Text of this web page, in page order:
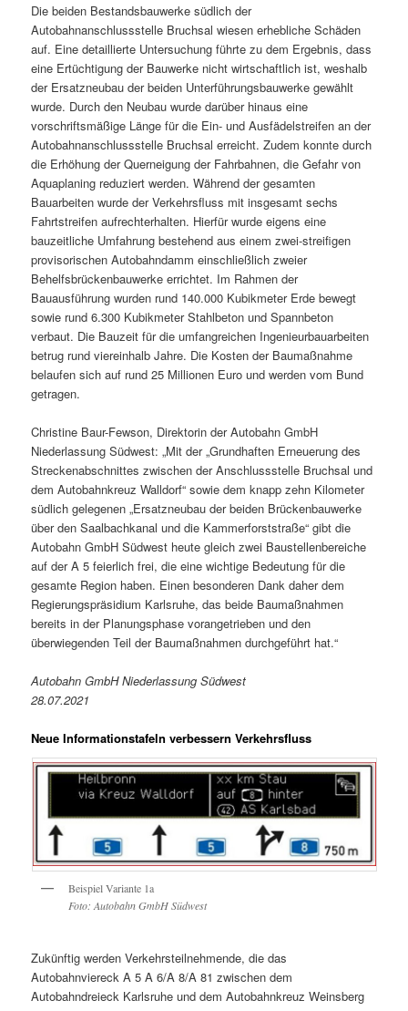
Die beiden Bestandsbauwerke südlich der
Autobahnanschlussstelle Bruchsal wiesen erhebliche Schäden
auf. Eine detaillierte Untersuchung führte zu dem Ergebnis, dass
eine Ertüchtigung der Bauwerke nicht wirtschaftlich ist, weshalb
der Ersatzneubau der beiden Unterführungsbauwerke gewählt
wurde. Durch den Neubau wurde darüber hinaus eine
vorschriftsmäßige Länge für die Ein- und Ausfädelstreifen an der
Autobahnanschlussstelle Bruchsal erreicht. Zudem konnte durch
die Erhöhung der Querneigung der Fahrbahnen, die Gefahr von
Aquaplaning reduziert werden. Während der gesamten
Bauarbeiten wurde der Verkehrsfluss mit insgesamt sechs
Fahrtstreifen aufrechterhalten. Hierfür wurde eigens eine
bauzeitliche Umfahrung bestehend aus einem zwei-streifigen
provisorischen Autobahndamm einschließlich zweier
Behelfsbrückenbauwerke errichtet. Im Rahmen der
Bauausführung wurden rund 140.000 Kubikmeter Erde bewegt
sowie rund 6.300 Kubikmeter Stahlbeton und Spannbeton
verbaut. Die Bauzeit für die umfangreichen Ingenieurbauarbeiten
betrug rund viereinhalb Jahre. Die Kosten der Baumaßnahme
belaufen sich auf rund 25 Millionen Euro und werden vom Bund
getragen.
Christine Baur-Fewson, Direktorin der Autobahn GmbH
Niederlassung Südwest: „Mit der „Grundhaften Erneuerung des
Streckenabschnittes zwischen der Anschlussstelle Bruchsal und
dem Autobahnkreuz Walldorf“ sowie dem knapp zehn Kilometer
südlich gelegenen „Ersatzneubau der beiden Brückenbauwerke
über den Saalbachkanal und die Kammerforststraße“ gibt die
Autobahn GmbH Südwest heute gleich zwei Baustellenbereiche
auf der A 5 feierlich frei, die eine wichtige Bedeutung für die
gesamte Region haben. Einen besonderen Dank daher dem
Regierungspräsidium Karlsruhe, das beide Baumaßnahmen
bereits in der Planungsphase vorangetrieben und den
überwiegenden Teil der Baumaßnahmen durchgeführt hat.“
Autobahn GmbH Niederlassung Südwest
28.07.2021
Neue Informationstafeln verbessern Verkehrsfluss
Beispiel Variante 1a
Foto: Autobahn GmbH Südwest
Zukünftig werden Verkehrsteilnehmende, die das
Autobahnviereck A 5 A 6/A 8/A 81 zwischen dem
Autobahndreieck Karlsruhe und dem Autobahnkreuz Weinsberg